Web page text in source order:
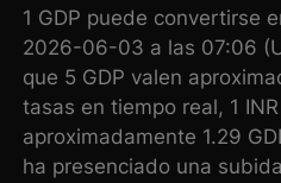
1 GDP puede convertirse
2026-06-03 a las 07:06
que 5 GDP valen
tasas en tiempo real, 1
aproximadamente 1.29
ha presenciado una